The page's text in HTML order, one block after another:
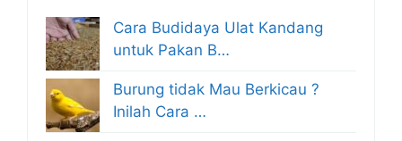
Cara Budidaya Ulat Kandang
untuk Pakan B…
Burung tidak Mau Berkicau ?
Inilah Cara …